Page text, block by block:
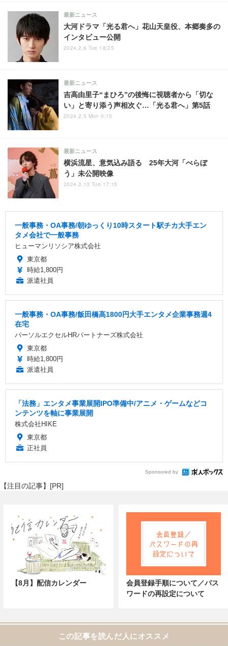
大河ドラマ「光る君へ」花山天皇役、本郷奏多の
インタビュー公開
最新ニュース
2024.2.6 Tue 18:25
吉高由里子“まひろ”の後悔に視聴者から「切な
い」と寄り添う声相次ぐ…「光る君へ」第5話
最新ニュース
2024.2.5 Mon 0:15
横浜流星、意気込み語る 25年大河「べらぼ
う」未公開映像
最新ニュース
2024.2.13 Tue 17:15
一般事務・OA事務/朝ゆっくり10時スタート駅チカ大手エン
タメ会社で一般事務
ヒューマンリソシア株式会社
東京都
時給1,800円
派遣社員
一般事務・OA事務/飯田橋高1800円大手エンタメ企業事務週4
在宅
パーソルエクセルHRパートナーズ株式会社
東京都
時給1,800円
派遣社員
「法務」エンタメ事業展開IPO準備中/アニメ・ゲームなどコ
ンテンツを軸に事業展開
株式会社HIKE
東京都
正社員
Sponsored by
【注目の記事】[PR]
【8月】配信カレンダー
会員登録手順について／パス
ワードの再設定について
この記事を読んだ人にオススメ